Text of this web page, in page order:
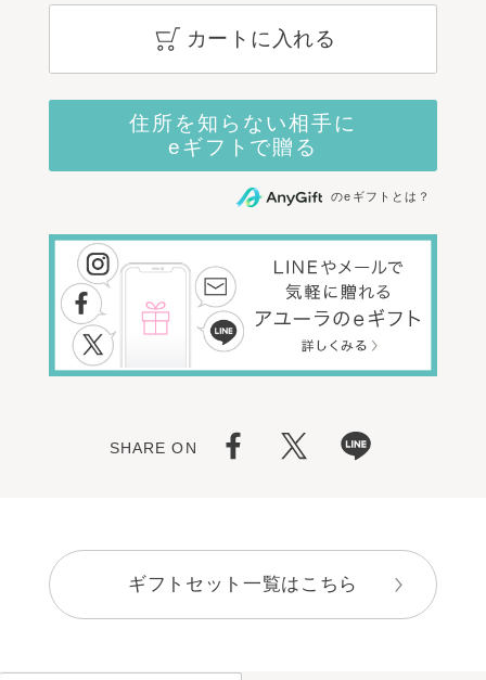
カートに入れる
のeギフトとは？
SHARE ON
ギフトセット一覧はこちら